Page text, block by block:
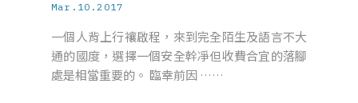
Mar.10.2017
一個人背上行禳啟程，來到完全陌生及語言不大
通的國度，選擇一個安全幹凈但收費合宜的落腳
處是相當重要的。 臨幸前因 ……